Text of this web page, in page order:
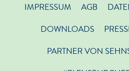
IMPRESSUM AGB
DOWNLOADS
PARTNER VON